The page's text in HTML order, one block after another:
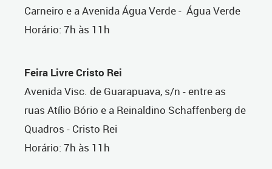
Carneiro e a Avenida Água Verde - Água Verde
Horário: 7h às 11h
Feira Livre Cristo Rei
Avenida Visc. de Guarapuava, s/n - entre as
ruas Atílio Bório e a Reinaldino Schaffenberg de
Quadros - Cristo Rei
Horário: 7h às 11h